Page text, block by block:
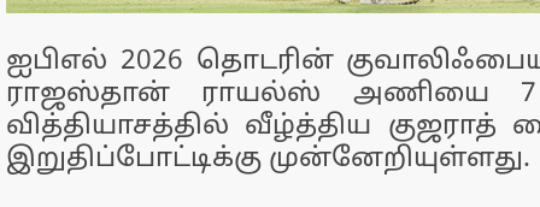
ஐபிஎல் 2026 தொடரின்
ராஜஸ்தான் ராயல்ஸ் அணியை 7
வித்தியாசத்தில் வீழ்த்திய
இறுதிப்போட்டிக்கு முன்னேறியுள்ளது.